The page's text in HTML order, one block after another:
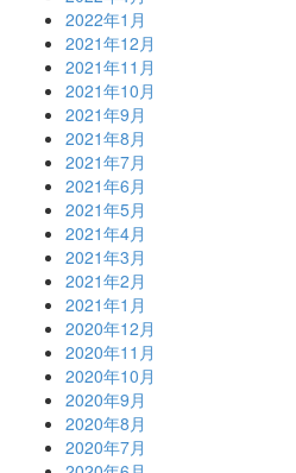
2022年1月
2021年12月
2021年11月
2021年10月
2021年9月
2021年8月
2021年7月
2021年6月
2021年5月
2021年4月
2021年3月
2021年2月
2021年1月
2020年12月
2020年11月
2020年10月
2020年9月
2020年8月
2020年7月